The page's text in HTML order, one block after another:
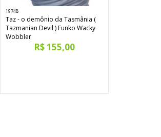
19748
Taz - o demônio da Tasmânia (
Tazmanian Devil ) Funko Wacky
Wobbler
R$ 155,00